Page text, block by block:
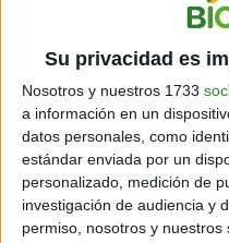
Su privacidad es
Nosotros y nuestros 1733
a información en un
datos personales, como
estándar enviada por un
personalizado, medición de
investigación de audiencia y
permiso, nosotros y
Estamos hablando de
cuando suben las
poblado se inundan.
para que la gente pueda